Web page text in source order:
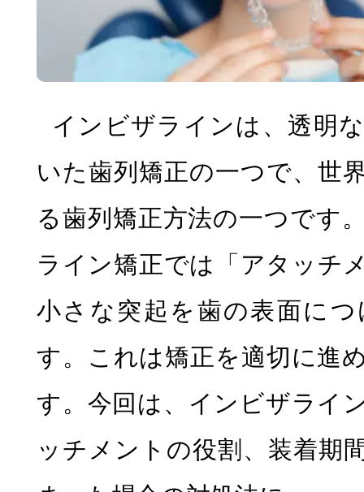
インビザラインは、透明
いた歯列矯正の一つで、世
る歯列矯正方法の一つです
ライン矯正では「アタッチ
小さな突起を歯の表面に
す。これは矯正を適切に進
す。今回は、インビザライ
ッチメントの役割、装着期